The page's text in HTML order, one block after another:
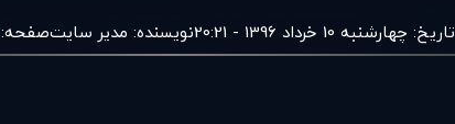
تاریخ: چهارشنبه 10 خرداد 1396 - 20:21 نویسنده: مدير سايتصفحه: